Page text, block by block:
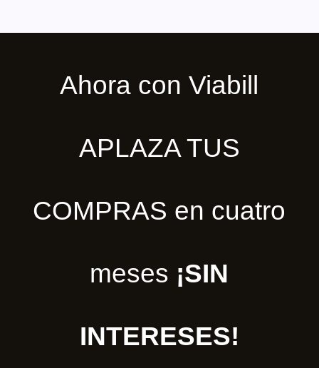
Ahora con Viabill
APLAZA TUS
COMPRAS en cuatro
meses ¡SIN
INTERESES!